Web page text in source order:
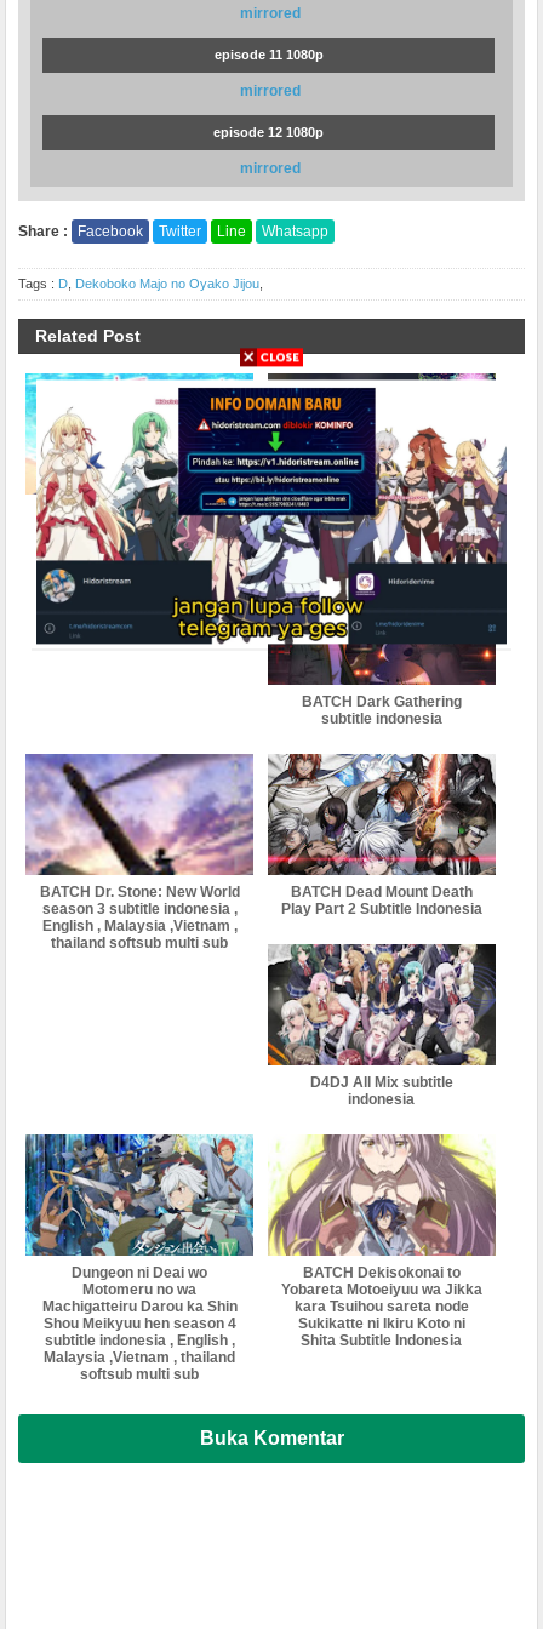
mirrored
episode 11 1080p
mirrored
episode 12 1080p
mirrored
Share : Facebook Twitter Line Whatsapp
Tags : D Dekoboko Majo no Oyako Jijou
Related Post
BATCH Douse Koishite
Shimaunda Subtitle
Indonesia
Douse Koishite Shimaunda
Season 2 Subtitle Indonesia
BATCH Dark Gathering
subtitle indonesia
BATCH Dr. Stone: New World
season 3 subtitle indonesia ,
English , Malaysia ,Vietnam ,
thailand softsub multi sub
BATCH Dead Mount Death
Play Part 2 Subtitle Indonesia
D4DJ All Mix subtitle
indonesia
Dungeon ni Deai wo
Motomeru no wa
Machigatteiru Darou ka Shin
Shou Meikyuu hen season 4
subtitle indonesia , English ,
Malaysia ,Vietnam , thailand
softsub multi sub
BATCH Dekisokonai to
Yobareta Motoeiyuu wa Jikka
kara Tsuihou sareta node
Sukikatte ni Ikiru Koto ni
Shita Subtitle Indonesia
Buka Komentar